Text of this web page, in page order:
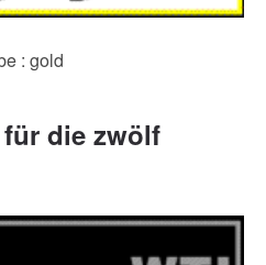
: gold
die zwölf